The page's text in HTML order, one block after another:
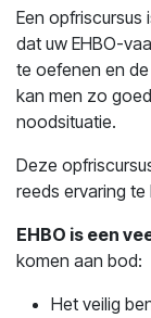
Een opfriscursus
dat uw EHBO-
te oefenen en
kan men zo
noodsituatie.
Deze
reeds ervaring te
EHBO is een
komen aan bod:
Het veilig